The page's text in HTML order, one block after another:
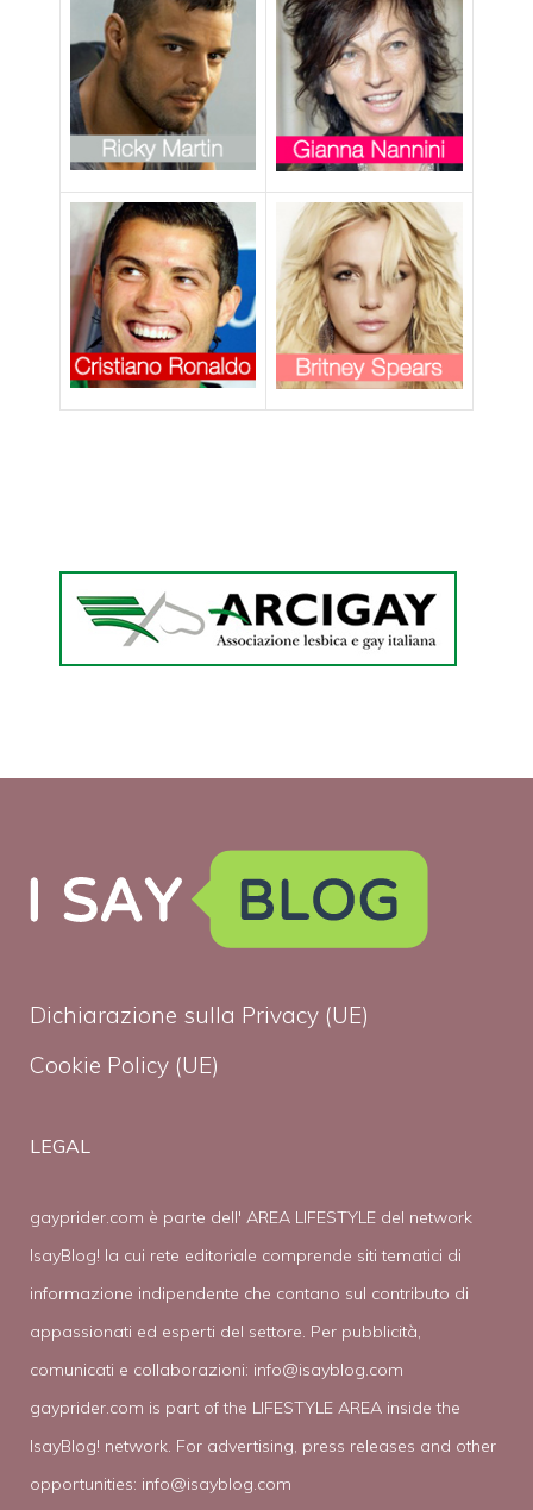
Dichiarazione sulla Privacy (UE)
Cookie Policy (UE)
LEGAL
gayprider.com è parte dell' AREA LIFESTYLE del network
IsayBlog! la cui rete editoriale comprende siti tematici di
informazione indipendente che contano sul contributo di
appassionati ed esperti del settore. Per pubblicità,
comunicati e collaborazioni: info@isayblog.com
gayprider.com is part of the LIFESTYLE AREA inside the
IsayBlog! network. For advertising, press releases and other
opportunities: info@isayblog.com